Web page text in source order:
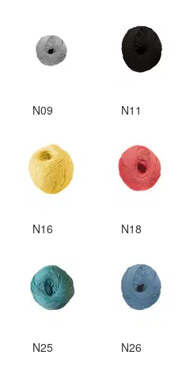
N09 N11
N16 N18
N25 N26